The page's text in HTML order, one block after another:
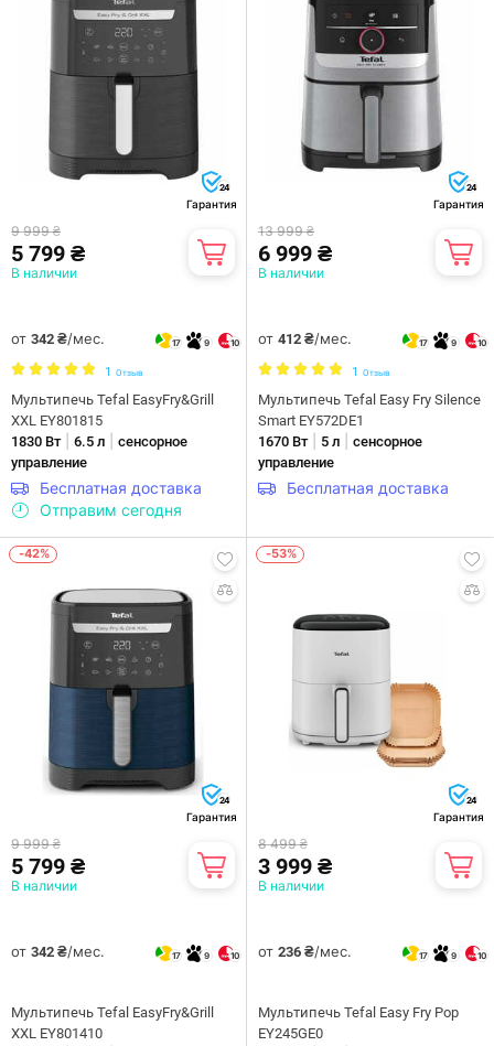
24
Гарантия
9 999 ₴
5 799 ₴
В наличии
от 342 ₴/мес. 17 9 10
1 Отзыв
Мультипечь Tefal EasyFry&Grill
XXL EY801815
1830 Вт| 6.5 л
сенсорное
управление
Бесплатная доставка
Отправим сегодня
24
Гарантия
13 999 ₴
6 999 ₴
В наличии
от 412 ₴/мес. 17 9 10
1 Отзыв
Мультипечь Tefal Easy Fry Silence
Smart EY572DE1
1670 Вт| 5 л
сенсорное
управление
Бесплатная доставка
-42%
24
Гарантия
9 999 ₴
5 799 ₴
В наличии
от 342 ₴/мес. 17 9 10
Мультипечь Tefal EasyFry&Grill
XXL EY801410
-53%
24
Гарантия
8 499 ₴
3 999 ₴
В наличии
от 236 ₴/мес. 17 9 10
Мультипечь Tefal Easy Fry Pop
EY245GE0